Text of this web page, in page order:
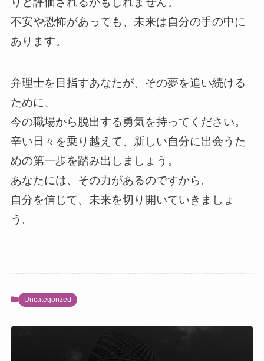
不安や恐怖があっても、未来は自分の手の中に
あります。
弁理士を目指すあなたが、その夢を追い続ける
ために、
今の職場から脱出する勇気を持ってください。
辛い日々を乗り越えて、新しい自分に出会うた
めの第一歩を踏み出しましょう。
あなたには、その力があるのですから。
自分を信じて、未来を切り開いていきましょ
う。
Uncategorized